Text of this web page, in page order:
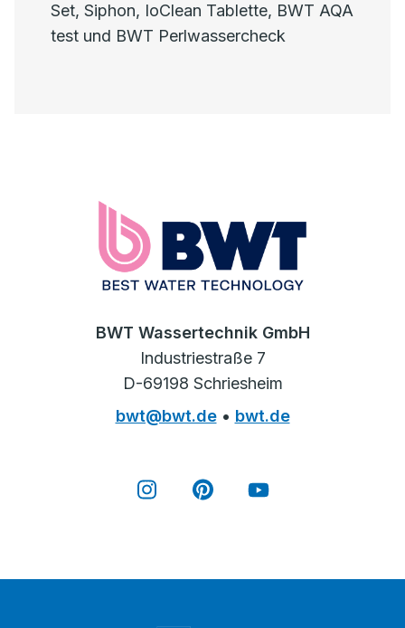
Set, Siphon, IoClean Tablette, BWT AQA
test und BWT Perlwassercheck
BWT Wassertechnik GmbH
Industriestraße 7
D-69198 Schriesheim
bwt@bwt.de• bwt.de